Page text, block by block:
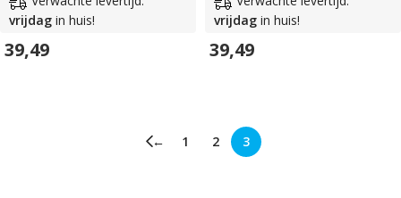
vrijdag in huis!
39,49
vrijdag in huis!
39,49
← 1 2 3